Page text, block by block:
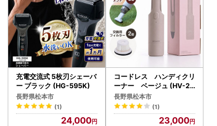
充電交流式 5枚刃シェーバ
ー ブラック (HG-595K)
長野県松本市
(1)
24,000
コードレス ハンディクリ
ーナー ベージュ (HV-22
BGFW2) 掃除機
長野県松本市
(1)
23,000